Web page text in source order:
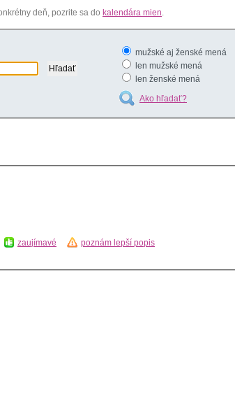
deň, pozrite sa do kalendára mien.
mužské aj ženské mená
len mužské mená
len ženské mená
Ako hľadať?
zaujímavé poznám lepší popis